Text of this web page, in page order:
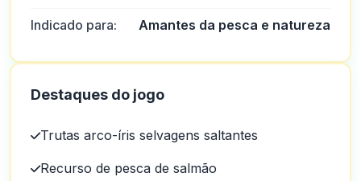
Indicado para: Amantes da pesca e natureza
Destaques do jogo
Trutas arco-íris selvagens saltantes
Recurso de pesca de salmão